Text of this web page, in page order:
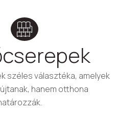
széles választéka, amelyek
hanem otthona